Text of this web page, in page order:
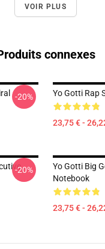
VOIR PLUS
connexes
-20% Yo Gotti Rap
23,75 € -
-20%
Yo Gotti Big
Notebook
23,75 € -